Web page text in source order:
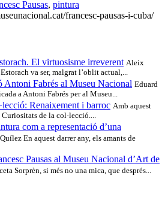
Pausas, pintura
francesc-pausas-i-cuba/
El virtuosisme irreverent Aleix
va ser, malgrat l’oblit actual,...
Antoni Fabrés al Museu Nacional Eduard
a Antoni Fabrés per al Museu...
Renaixement i barroc Amb aquest
de la col·lecció....
com a representació d’una
En aquest darrer any, els amants de
Pausas al Museu Nacional d’Art de
Sorprèn, si més no una mica, que després...